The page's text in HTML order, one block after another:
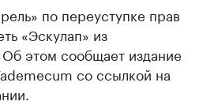
по переуступке прав
«Эскулап» из
этом сообщает издание
со ссылкой на